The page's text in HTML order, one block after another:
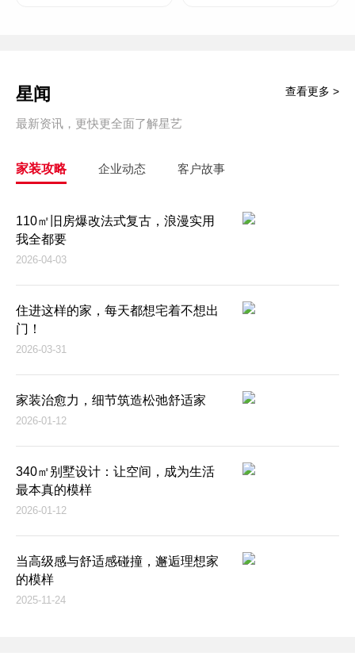
星闻
最新资讯，更快更全面了解星艺
查看更多 >
家装攻略 企业动态 客户故事
110㎡旧房爆改法式复古，浪漫实用
我全都要
2026-04-03
住进这样的家，每天都想宅着不想出
门！
2026-03-31
家装治愈力，细节筑造松弛舒适家
2026-01-12
340㎡别墅设计：让空间，成为生活
最本真的模样
2026-01-12
当高级感与舒适感碰撞，邂逅理想家
的模样
2025-11-24